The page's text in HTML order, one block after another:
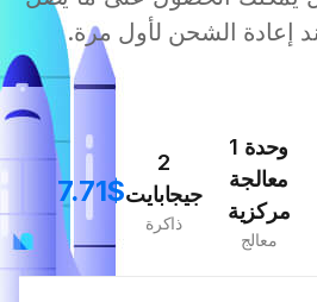
إعادة الشحن لأول مرة.
7.71$
2
جيجابايت
ذاكرة
1 وحدة
معالجة
مركزية
معالج